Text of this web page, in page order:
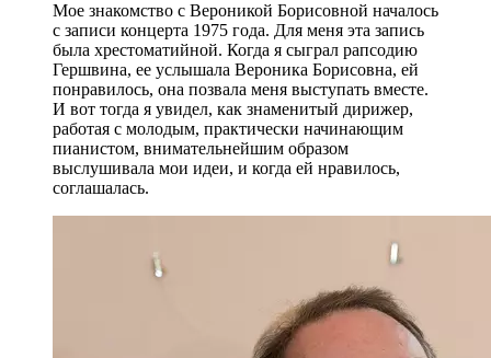
Мое знакомство с Вероникой Борисовной началось
с записи концерта 1975 года. Для меня эта запись
была хрестоматийной. Когда я сыграл рапсодию
Гершвина, ее услышала Вероника Борисовна, ей
понравилось, она позвала меня выступать вместе.
И вот тогда я увидел, как знаменитый дирижер,
работая с молодым, практически начинающим
пианистом, внимательнейшим образом
выслушивала мои идеи, и когда ей нравилось,
соглашалась.